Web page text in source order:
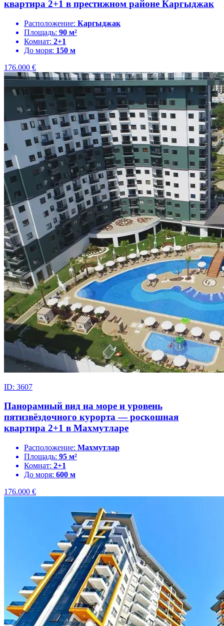
квартира 2+1 в престижном районе Каргыджак
Расположение: Каргыджак
Площадь: 90 м²
Комнат: 2+1
До моря: 150 м
176.000 €
ID: 3607
Панорамный вид на море и уровень
пятизвёздочного курорта — роскошная
квартира 2+1 в Махмутларе
Расположение: Махмутлар
Площадь: 95 м²
Комнат: 2+1
До моря: 600 м
176.000 €